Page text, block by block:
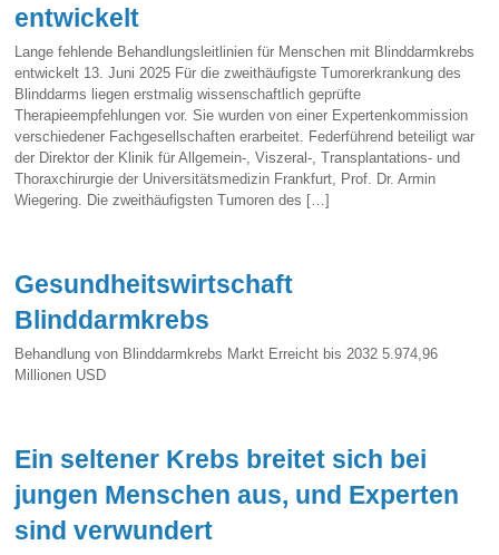
entwickelt
Lange fehlende Behandlungsleitlinien für Menschen mit Blinddarmkrebs
entwickelt 13. Juni 2025 Für die zweithäufigste Tumorerkrankung des
Blinddarms liegen erstmalig wissenschaftlich geprüfte
Therapieempfehlungen vor. Sie wurden von einer Expertenkommission
verschiedener Fachgesellschaften erarbeitet. Federführend beteiligt war
der Direktor der Klinik für Allgemein-, Viszeral-, Transplantations- und
Thoraxchirurgie der Universitätsmedizin Frankfurt, Prof. Dr. Armin
Wiegering. Die zweithäufigsten Tumoren des […]
Gesundheitswirtschaft
Blinddarmkrebs
Behandlung von Blinddarmkrebs Markt Erreicht bis 2032 5.974,96
Millionen USD
Ein seltener Krebs breitet sich bei
jungen Menschen aus, und Experten
sind verwundert